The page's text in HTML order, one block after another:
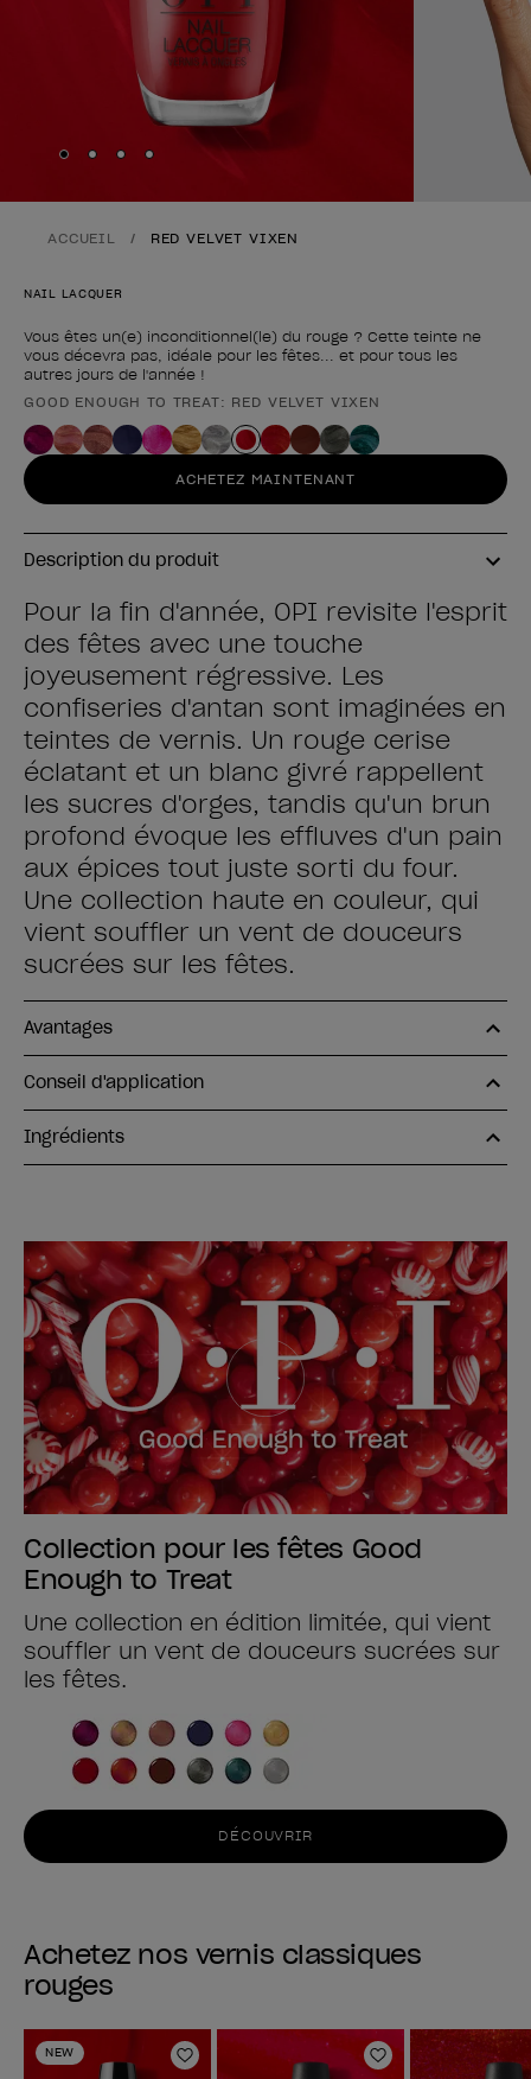
Skip to slide
Skip to slide
Skip to slide
Skip to slide
ACCUEIL RED VELVET VIXEN
NAIL LACQUER
Vous êtes un(e) inconditionnel(le) du rouge ? Cette teinte ne
vous décevra pas, idéale pour les fêtes... et pour tous les
autres jours de l'année !
Forme du produit
GOOD ENOUGH TO TREAT: RED VELVET VIXEN
ACHETEZ MAINTENANT
Description du produit
Pour la fin d'année, OPI revisite l'esprit
des fêtes avec une touche
joyeusement régressive. Les
confiseries d'antan sont imaginées en
teintes de vernis. Un rouge cerise
éclatant et un blanc givré rappellent
les sucres d'orges, tandis qu'un brun
profond évoque les effluves d'un pain
aux épices tout juste sorti du four.
Une collection haute en couleur, qui
vient souffler un vent de douceurs
sucrées sur les fêtes.
Avantages
Conseil d'application
Ingrédients
Collection pour les fêtes Good
Enough to Treat
Une collection en édition limitée, qui vient
souffler un vent de douceurs sucrées sur
les fêtes.
DÉCOUVRIR
Achetez nos vernis classiques
rouges
NEW
Ajouter aux favorisAjouter aux